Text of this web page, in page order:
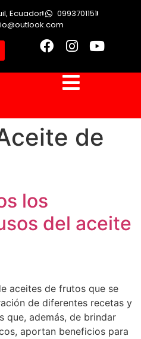
Ecuador
0993701151
de
los
del aceite
aceites de frutos que se
de diferentes recetas y
que, además, de brindar
aportan beneficios para